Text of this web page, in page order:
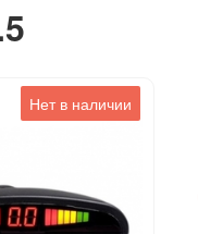
Нет в наличии